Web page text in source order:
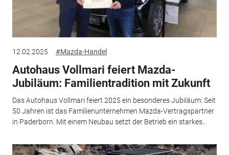
12.02.2025 #Mazda-Handel
Autohaus Vollmari feiert Mazda-
Jubiläum: Familientradition mit Zukunft
Das Autohaus Vollmari feiert 2025 ein besonderes Jubiläum: Seit
50 Jahren ist das Familienunternehmen Mazda-Vertragspartner
in Paderborn. Mit einem Neubau setzt der Betrieb ein starkes...